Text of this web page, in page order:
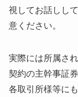
視してお話しし
意ください。
実際には所属さ
契約の主幹事証
各取引所様等に